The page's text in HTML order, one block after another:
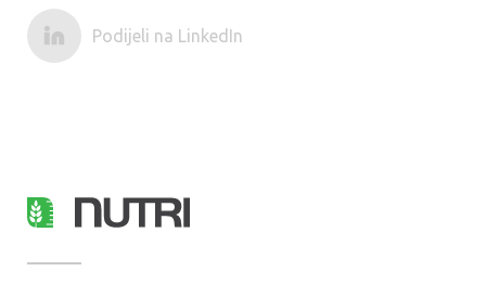
Podijeli na LinkedIn